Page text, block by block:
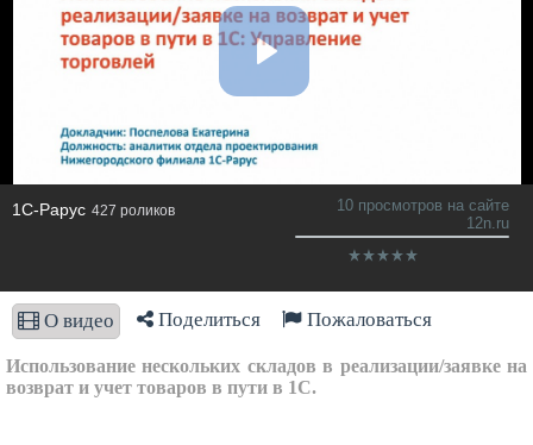
1C-Рарус 427 роликов
10 просмотров на сайте
12n.ru
О видео Поделиться Пожаловаться
Использование нескольких складов в реализации/заявке на
возврат и учет товаров в пути в 1С.